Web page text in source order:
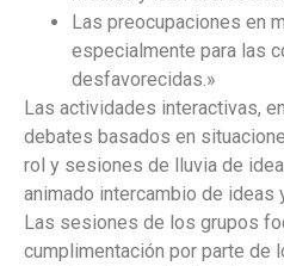
Las preocupaciones en
especialmente para las
desfavorecidas.»
Las actividades interactivas,
debates basados en
rol y sesiones de lluvia de
animado intercambio de ideas
Las sesiones de los grupos
cumplimentación por parte de